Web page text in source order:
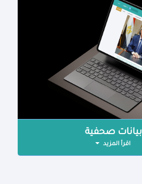
بيانات صحفية
اقرأ المزيد